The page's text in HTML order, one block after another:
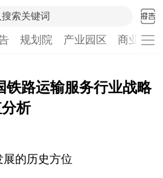
索关键词
规划院 产业园区 商业计
铁路运输服务行业战略
析
的历史方位